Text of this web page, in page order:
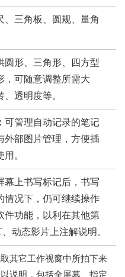
、三角板、圆规、量角
圆形、三角形、四方型
，可随意调整所需大
、透明度等。
可管理自动记录的笔记
外部图片管理，方便插
。
幕上书写标记后，书写
情况下，仍可继续操作
件功能，以利在其他第
、动态影片上注解说明。
其它工作视窗中所拍下来
说明，包括全屏幕、指定